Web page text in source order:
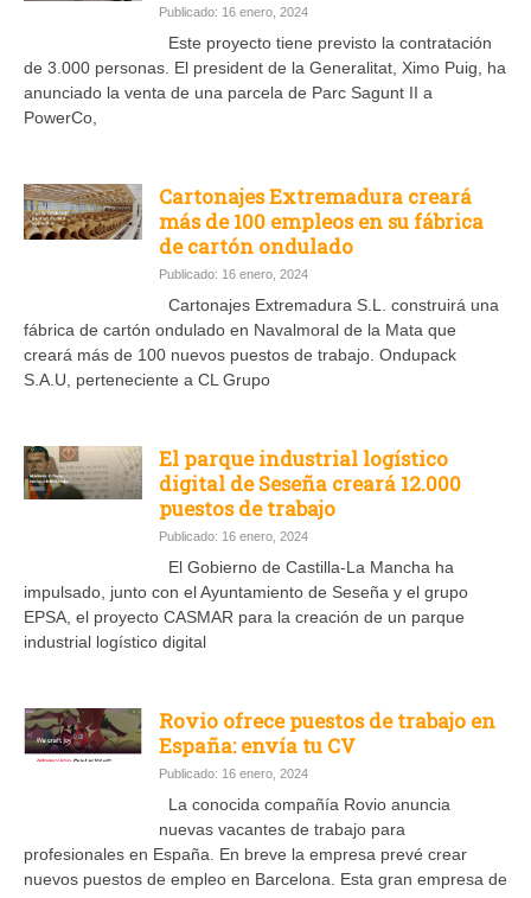
Publicado: 16 enero, 2024
Este proyecto tiene previsto la contratación
de 3.000 personas. El president de la Generalitat, Ximo Puig, ha
anunciado la venta de una parcela de Parc Sagunt II a
PowerCo,
Cartonajes Extremadura creará
más de 100 empleos en su fábrica
de cartón ondulado
Publicado: 16 enero, 2024
Cartonajes Extremadura S.L. construirá una
fábrica de cartón ondulado en Navalmoral de la Mata que
creará más de 100 nuevos puestos de trabajo. Ondupack
S.A.U, perteneciente a CL Grupo
El parque industrial logístico
digital de Seseña creará 12.000
puestos de trabajo
Publicado: 16 enero, 2024
El Gobierno de Castilla-La Mancha ha
impulsado, junto con el Ayuntamiento de Seseña y el grupo
EPSA, el proyecto CASMAR para la creación de un parque
industrial logístico digital
Rovio ofrece puestos de trabajo en
España: envía tu CV
Publicado: 16 enero, 2024
La conocida compañía Rovio anuncia
nuevas vacantes de trabajo para
profesionales en España. En breve la empresa prevé crear
nuevos puestos de empleo en Barcelona. Esta gran empresa de